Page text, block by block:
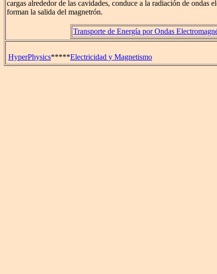
cargas alrededor de las cavidades, conduce a la radiación de ondas
forman la salida del magnetrón.
Transporte de Energía por Ondas
HyperPhysics*****Electricidad y Magnetismo